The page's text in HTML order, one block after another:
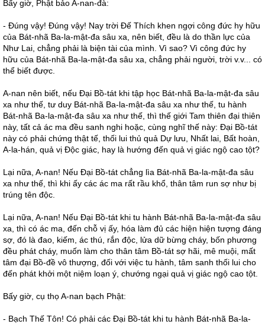
Bấy giờ, Phật bảo A-nan-đà:
- Đúng vậy! Đúng vậy! Nay trời Đế Thích khen ngợi công đức hy hữu
của Bát-nhã Ba-la-mật-đa sâu xa, nên biết, đều là do thần lực của
Như Lai, chẳng phải là biện tài của mình. Vì sao? Vì công đức hy
hữu của Bát-nhã Ba-la-mật-đa sâu xa, chẳng phải người, trời v.v... có
thể biết được.
A-nan nên biết, nếu Đại Bồ-tát khi tập học Bát-nhã Ba-la-mật-đa sâu
xa như thế, tư duy Bát-nhã Ba-la-mật-đa sâu xa như thế, tu hành
Bát-nhã Ba-la-mật-đa sâu xa như thế, thì thế giới Tam thiên đại thiên
này, tất cả ác ma đều sanh nghi hoặc, cùng nghĩ thế này: Đại Bồ-tát
này có phải chứng thật tế, thối lui thủ quả Dự lưu, Nhất lai, Bất hoàn,
A-la-hán, quả vị Độc giác, hay là hướng đến quả vị giác ngộ cao tột?
Lại nữa, A-nan! Nếu Đại Bồ-tát chẳng lìa Bát-nhã Ba-la-mật-đa sâu
xa như thế, thì khi ấy các ác ma rất rầu khổ, thân tâm run sợ như bị
trúng tên độc.
Lại nữa, A-nan! Nếu Đại Bồ-tát khi tu hành Bát-nhã Ba-la-mật-đa sâu
xa, thì có ác ma, đến chỗ vị ấy, hóa làm đủ các hiện hiện tượng đáng
sợ, đó là đao, kiếm, ác thú, rắn độc, lửa dữ bừng cháy, bốn phương
đều phát cháy, muốn làm cho thân tâm Bồ-tát sợ hãi, mê muội, mất
tâm đại Bồ-đề vô thượng, đối với việc tu hành, tâm sanh thối lui cho
đến phát khởi một niệm loạn ý, chướng ngại quả vị giác ngộ cao tột.
Bấy giờ, cụ thọ A-nan bạch Phật:
- Bạch Thế Tôn! Có phải các Đại Bồ-tát khi tu hành Bát-nhã Ba-la-